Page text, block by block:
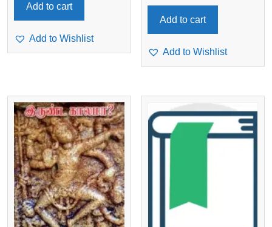
Add to cart
Add to Wishlist
Add to cart
Add to Wishlist